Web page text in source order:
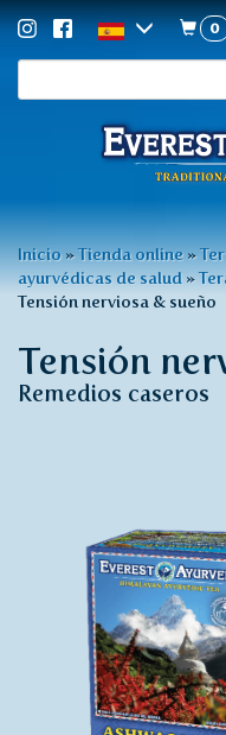
de
búsqueda
0
Usted
está
Inicio »Tienda online »
ayurvédicas de salud »
Tensión nerviosa & sueño
Tensión
Remedios caseros